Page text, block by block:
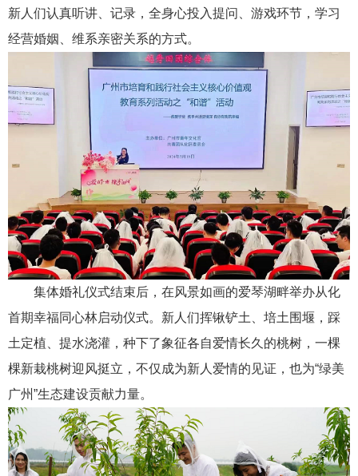
新人们认真听讲、记录，全身心投入提问、游戏环节，学习
经营婚姻、维系亲密关系的方式。
集体婚礼仪式结束后，在风景如画的爱琴湖畔举办从化
首期幸福同心林启动仪式。新人们挥锹铲土、培土围堰，踩
土定植、提水浇灌，种下了象征各自爱情长久的桃树，一棵
棵新栽桃树迎风挺立，不仅成为新人爱情的见证，也为“绿美
广州”生态建设贡献力量。